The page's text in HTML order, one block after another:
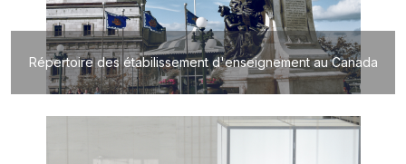
Répertoire des étabilissement d'enseignement au Canada